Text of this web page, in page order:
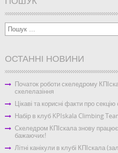
ОСТАННІ НОВИНИ
Початок роботи скеледрому
скелелазіння
Цікаві та корисні факти про
Набір в клуб KPIskala Climbing
Скеледром КПІскала знову працює!
бажаючих!
Літні канікули в клубі КПІскала